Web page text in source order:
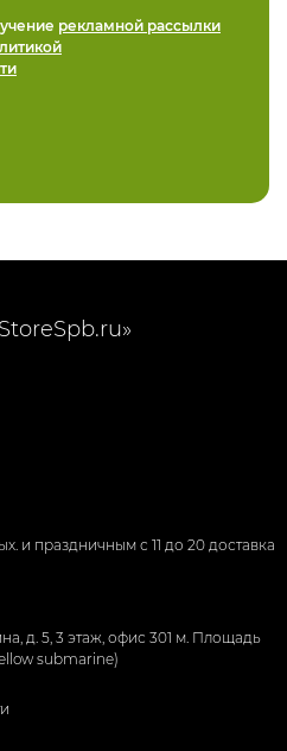
рекламной рассылки
и праздничным с 11 до 20 доставка
д. 5, 3 этаж, офис 301 м. Площадь
submarine)